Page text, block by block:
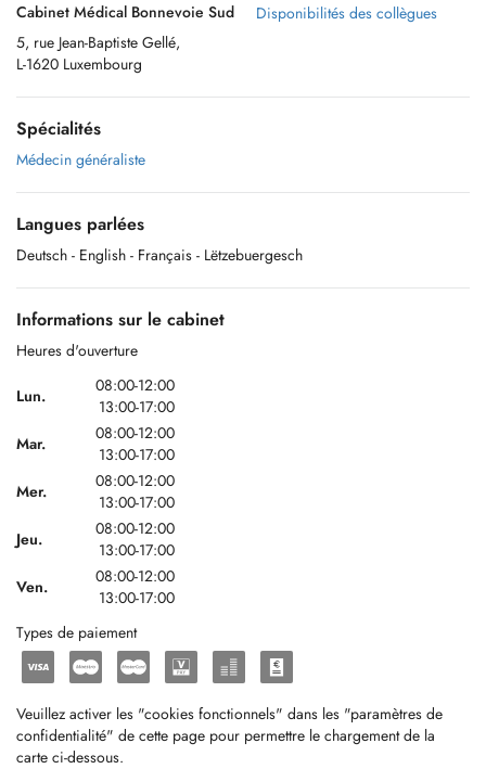
Cabinet Médical Bonnevoie Sud
5, rue Jean-Baptiste Gellé,
L-1620 Luxembourg
Disponibilités des collègues
Spécialités
Médecin généraliste
Langues parlées
Deutsch - English - Français - Lëtzebuergesch
Informations sur le cabinet
Heures d'ouverture
Lun.
08:00-12:00
13:00-17:00
Mar.
08:00-12:00
13:00-17:00
Mer.
08:00-12:00
13:00-17:00
Jeu.
08:00-12:00
13:00-17:00
Ven.
08:00-12:00
13:00-17:00
Types de paiement
Veuillez activer les "cookies fonctionnels" dans les "paramètres de
confidentialité" de cette page pour permettre le chargement de la
carte ci-dessous.